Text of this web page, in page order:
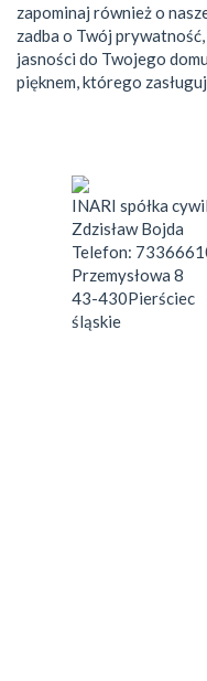
zapominaj również o
zadba o Twój
jasności do Twojego
pięknem, którego
INARI spółka
Zdzisław Bojda
Telefon:
Przemysłowa 8
43-430Pierściec
śląskie